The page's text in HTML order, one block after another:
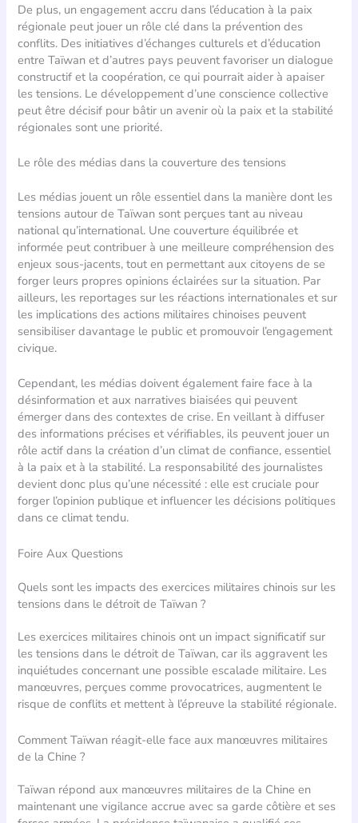
De plus, un engagement accru dans l’éducation à la paix
régionale peut jouer un rôle clé dans la prévention des
conflits. Des initiatives d’échanges culturels et d’éducation
entre Taïwan et d’autres pays peuvent favoriser un dialogue
constructif et la coopération, ce qui pourrait aider à apaiser
les tensions. Le développement d’une conscience collective
peut être décisif pour bâtir un avenir où la paix et la stabilité
régionales sont une priorité.
Le rôle des médias dans la couverture des tensions
Les médias jouent un rôle essentiel dans la manière dont les
tensions autour de Taïwan sont perçues tant au niveau
national qu’international. Une couverture équilibrée et
informée peut contribuer à une meilleure compréhension des
enjeux sous-jacents, tout en permettant aux citoyens de se
forger leurs propres opinions éclairées sur la situation. Par
ailleurs, les reportages sur les réactions internationales et sur
les implications des actions militaires chinoises peuvent
sensibiliser davantage le public et promouvoir l’engagement
civique.
Cependant, les médias doivent également faire face à la
désinformation et aux narratives biaisées qui peuvent
émerger dans des contextes de crise. En veillant à diffuser
des informations précises et vérifiables, ils peuvent jouer un
rôle actif dans la création d’un climat de confiance, essentiel
à la paix et à la stabilité. La responsabilité des journalistes
devient donc plus qu’une nécessité : elle est cruciale pour
forger l’opinion publique et influencer les décisions politiques
dans ce climat tendu.
Foire Aux Questions
Quels sont les impacts des exercices militaires chinois sur les
tensions dans le détroit de Taïwan ?
Les exercices militaires chinois ont un impact significatif sur
les tensions dans le détroit de Taïwan, car ils aggravent les
inquiétudes concernant une possible escalade militaire. Les
manœuvres, perçues comme provocatrices, augmentent le
risque de conflits et mettent à l’épreuve la stabilité régionale.
Comment Taïwan réagit-elle face aux manœuvres militaires
de la Chine ?
Taïwan répond aux manœuvres militaires de la Chine en
maintenant une vigilance accrue avec sa garde côtière et ses